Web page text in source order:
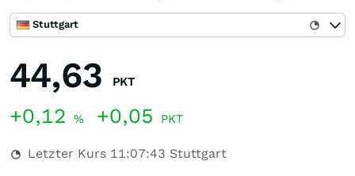
Stuttgart
44,63 PKT
+0,12 % +0,05 PKT
Letzter Kurs 11:07:43 Stuttgart